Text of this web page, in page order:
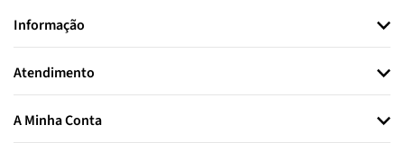
Informação
Atendimento
A Minha Conta